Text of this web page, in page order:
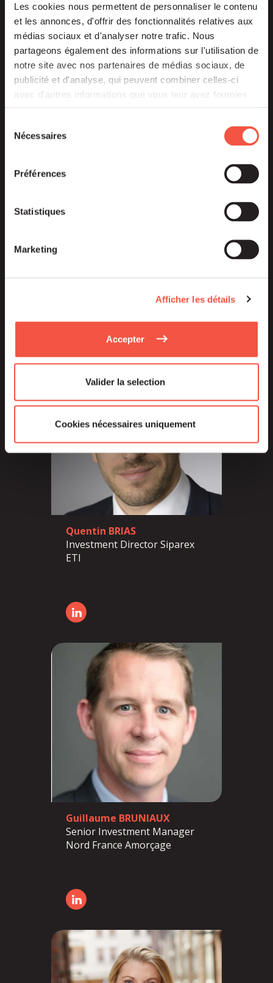
Les cookies nous permettent de personnaliser le contenu
et les annonces, d'offrir des fonctionnalités relatives aux
médias sociaux et d'analyser notre trafic. Nous
partageons également des informations sur l'utilisation de
notre site avec nos partenaires de médias sociaux, de
publicité et d'analyse, qui peuvent combiner celles-ci
avec d'autres informations que vous leur avez fournies
Nécessaires
Préférences
Statistiques
Marketing
Afficher les détails
Accepter
Valider la selection
Cookies nécessaires uniquement
Quentin BRIAS
Investment Director Siparex
ETI
Guillaume BRUNIAUX
Senior Investment Manager
Nord France Amorçage